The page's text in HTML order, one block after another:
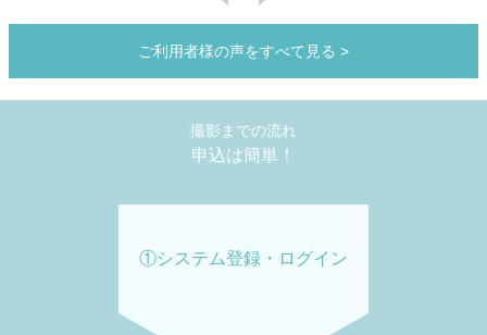
ご利用者様の声をすべて見る >
撮影までの流れ
申込は簡単！
①システム登録・ログイン